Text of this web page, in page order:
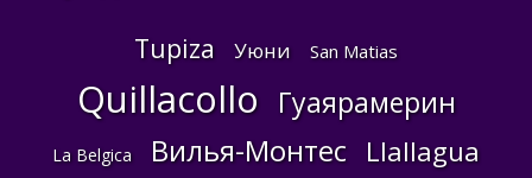
Tupiza Уюни San Matias
Quillacollo Гуаярамерин
La Belgica Вилья-Монтес Llallagua